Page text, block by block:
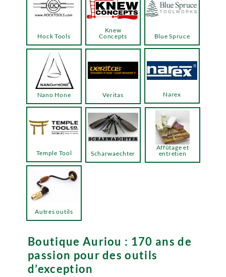
Boutique Auriou : 170 ans de
passion pour des outils
d’exception
Hock Tools
Knew
Concepts
Temple Tool
Blue Spruce
Narex
Veritas
Nano Hone
Autres outils
Scharwaechter
Affûtage et
entretien